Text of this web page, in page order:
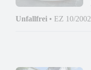
Unfallfrei • EZ 10/2002